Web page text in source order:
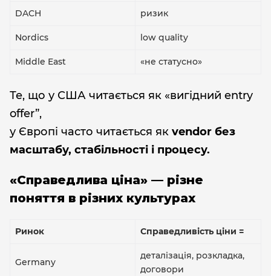
DACH ризик
Nordics low quality
Middle East «не статусно»
Те, що у США читається як «вигідний entry
offer”,
у Європі часто читається як vendor без
масштабу, стабільності і процесу.
«Справедлива ціна» — різне
поняття в різних культурах
Ринок Справедливість ціни =
Germany
деталізація, розкладка,
договори